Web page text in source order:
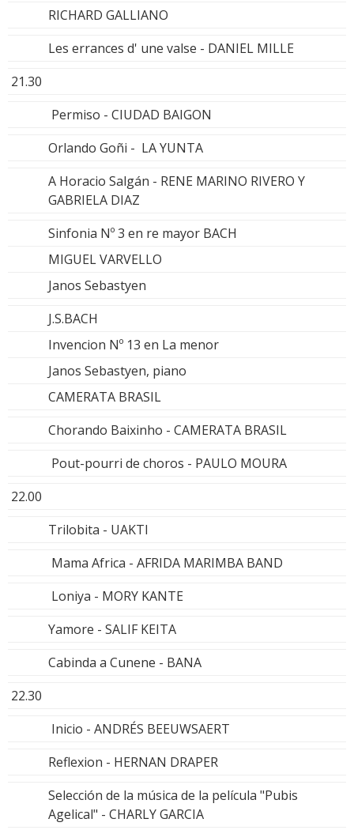
RICHARD GALLIANO
Les errances d' une valse - DANIEL MILLE
21.30
Permiso - CIUDAD BAIGON
Orlando Goñi - LA YUNTA
A Horacio Salgán - RENE MARINO RIVERO Y
GABRIELA DIAZ
Sinfonia Nº 3 en re mayor BACH
MIGUEL VARVELLO
Janos Sebastyen
J.S.BACH
Invencion Nº 13 en La menor
Janos Sebastyen, piano
CAMERATA BRASIL
Chorando Baixinho - CAMERATA BRASIL
Pout-pourri de choros - PAULO MOURA
22.00
Trilobita - UAKTI
Mama Africa - AFRIDA MARIMBA BAND
Loniya - MORY KANTE
Yamore - SALIF KEITA
Cabinda a Cunene - BANA
22.30
Inicio - ANDRÉS BEEUWSAERT
Reflexion - HERNAN DRAPER
Selección de la música de la película "Pubis
Agelical" - CHARLY GARCIA